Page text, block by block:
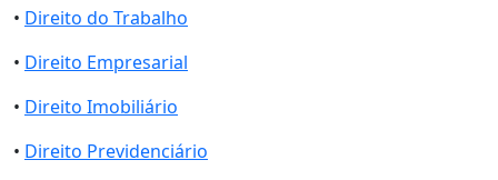
• Direito do Trabalho
• Direito Empresarial
• Direito Imobiliário
• Direito Previdenciário